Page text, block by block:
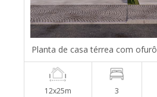
Planta de casa térrea com ofurô
12x25m 3